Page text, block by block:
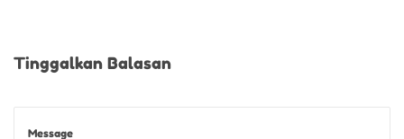
Tinggalkan Balasan